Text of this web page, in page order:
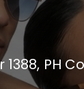
1388, PH